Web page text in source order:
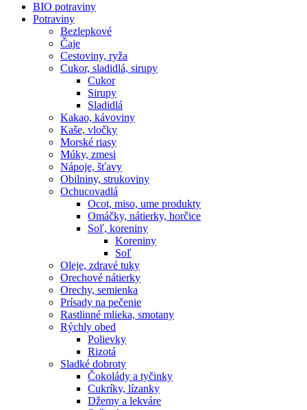
BIO potraviny
Potraviny
Bezlepkové
Čaje
Cestoviny, ryža
Cukor, sladidlá, sirupy
Cukor
Sirupy
Sladidlá
Kakao, kávoviny
Kaše, vločky
Morské riasy
Múky, zmesi
Nápoje, šťavy
Obilniny, strukoviny
Ochucovadlá
Ocot, miso, ume produkty
Omáčky, nátierky, horčice
Soľ, koreniny
Koreniny
Soľ
Oleje, zdravé tuky
Orechové nátierky
Orechy, semienka
Prísady na pečenie
Rastlinné mlieka, smotany
Rýchly obed
Polievky
Rizotá
Sladké dobroty
Čokolády a tyčinky
Cukríky, lízanky
Džemy a lekváre